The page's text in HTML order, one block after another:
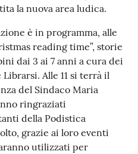
la nuova area ludica.
è in programma, alle
reading time”, storie
dai 3 ai 7 anni a cura dei
Alle 11 si terrà il
del Sindaco Maria
ringraziati
della Podistica
grazie ai loro eventi
utilizzati per